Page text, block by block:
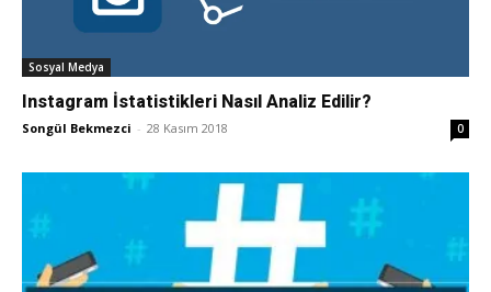
Sosyal Medya
Instagram İstatistikleri Nasıl Analiz Edilir?
Songül Bekmezci - 28 Kasım 2018 0